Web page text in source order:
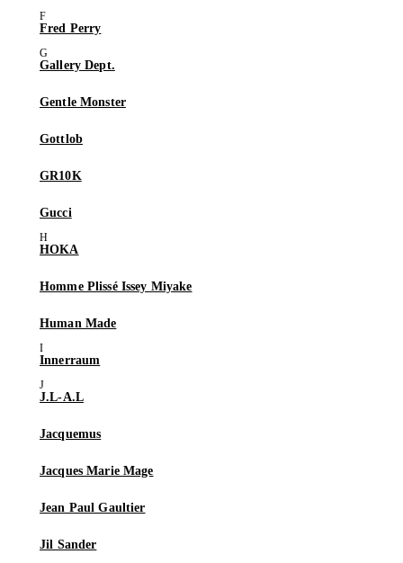
Fred Perry
Gallery Dept.
Gentle Monster
Gottlob
GR10K
Gucci
HOKA
Homme Plissé Issey Miyake
Human Made
Innerraum
J.L-A.L
Jacquemus
Jacques Marie Mage
Jean Paul Gaultier
Jil Sander